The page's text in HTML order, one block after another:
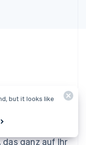
beginnen Sie
Unser
gestaltet für
ganz auf Ihr
but it looks like